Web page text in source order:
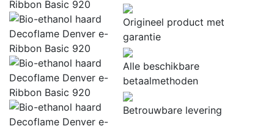
Origineel product met
garantie
Alle beschikbare
betaalmethoden
Betrouwbare levering